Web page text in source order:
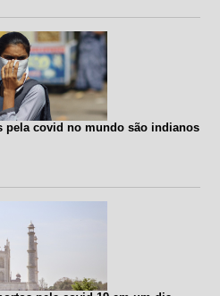
pela covid no mundo são indianos